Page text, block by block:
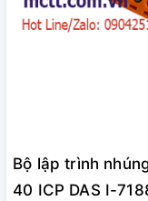
Bộ lập trình
40 ICP DAS I-